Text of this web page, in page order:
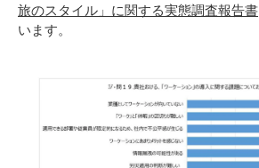
旅のスタイル」に関する実態調査報告書
います。